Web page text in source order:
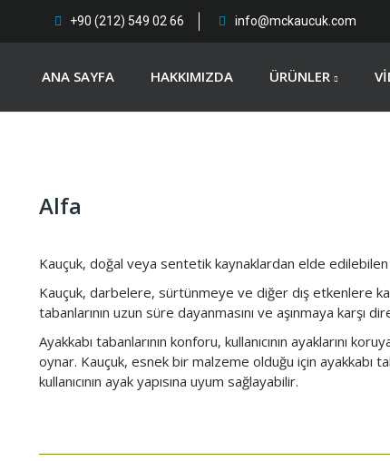
+90 (212) 549 02 66 info@mckaucuk.com
ANA SAYFA HAKKIMIZDA ÜRÜNLER
Alfa
Kauçuk, doğal veya sentetik kaynaklardan elde
Kauçuk, darbelere, sürtünmeye ve diğer dış etkenlere
tabanlarının uzun süre dayanmasını ve aşınmaya karşı
Ayakkabı tabanlarının konforu, kullanıcının ayaklarını
oynar. Kauçuk, esnek bir malzeme olduğu için ayakkabı
kullanıcının ayak yapısına uyum sağlayabilir.